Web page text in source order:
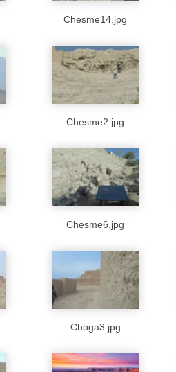
Chesme14.jpg
Chesme2.jpg
Chesme6.jpg
Choga3.jpg